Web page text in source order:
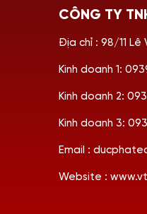
CÔNG TY
Địa chỉ : 98/11 Lê
Kinh doanh 1:
Kinh doanh 2:
Kinh doanh 3:
Email :
Website :